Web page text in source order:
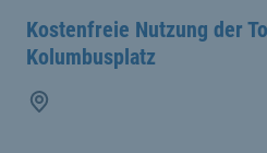
Kostenfreie Nutzung der
Kolumbusplatz